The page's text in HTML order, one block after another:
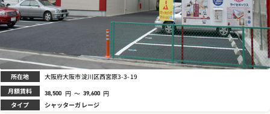
所在地 大阪府大阪市淀川区西宮原3-3-19
月額賃料 38,500 円 ～ 39,600 円
タイプ シャッターガレージ